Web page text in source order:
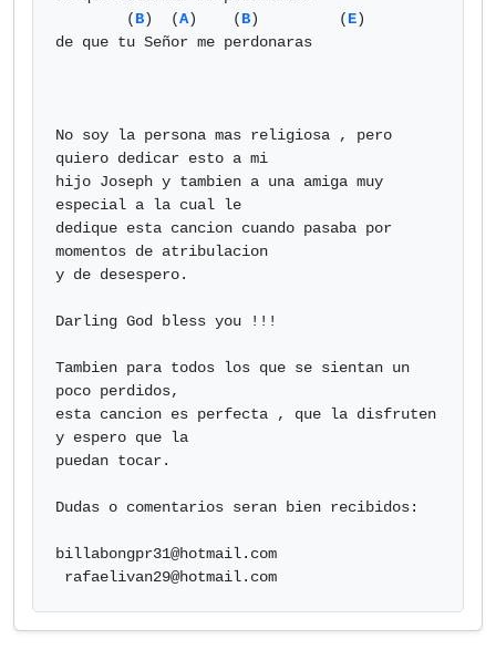
        (
B)  (A)    (B)         (E)
de que tu Señor me perdonaras
No soy la persona mas religiosa , pero
quiero dedicar esto a mi
hijo Joseph y tambien a una amiga muy
especial a la cual le
dedique esta cancion cuando pasaba por
momentos de atribulacion
y de desespero.
Darling God bless you !!!
Tambien para todos los que se sientan un
poco perdidos,
esta cancion es perfecta , que la disfruten
y espero que la
puedan tocar.
Dudas o comentarios seran bien recibidos:
billabongpr31@hotmail.com
rafaelivan29@hotmail.com